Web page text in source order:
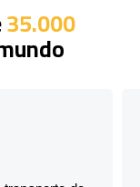
35.000